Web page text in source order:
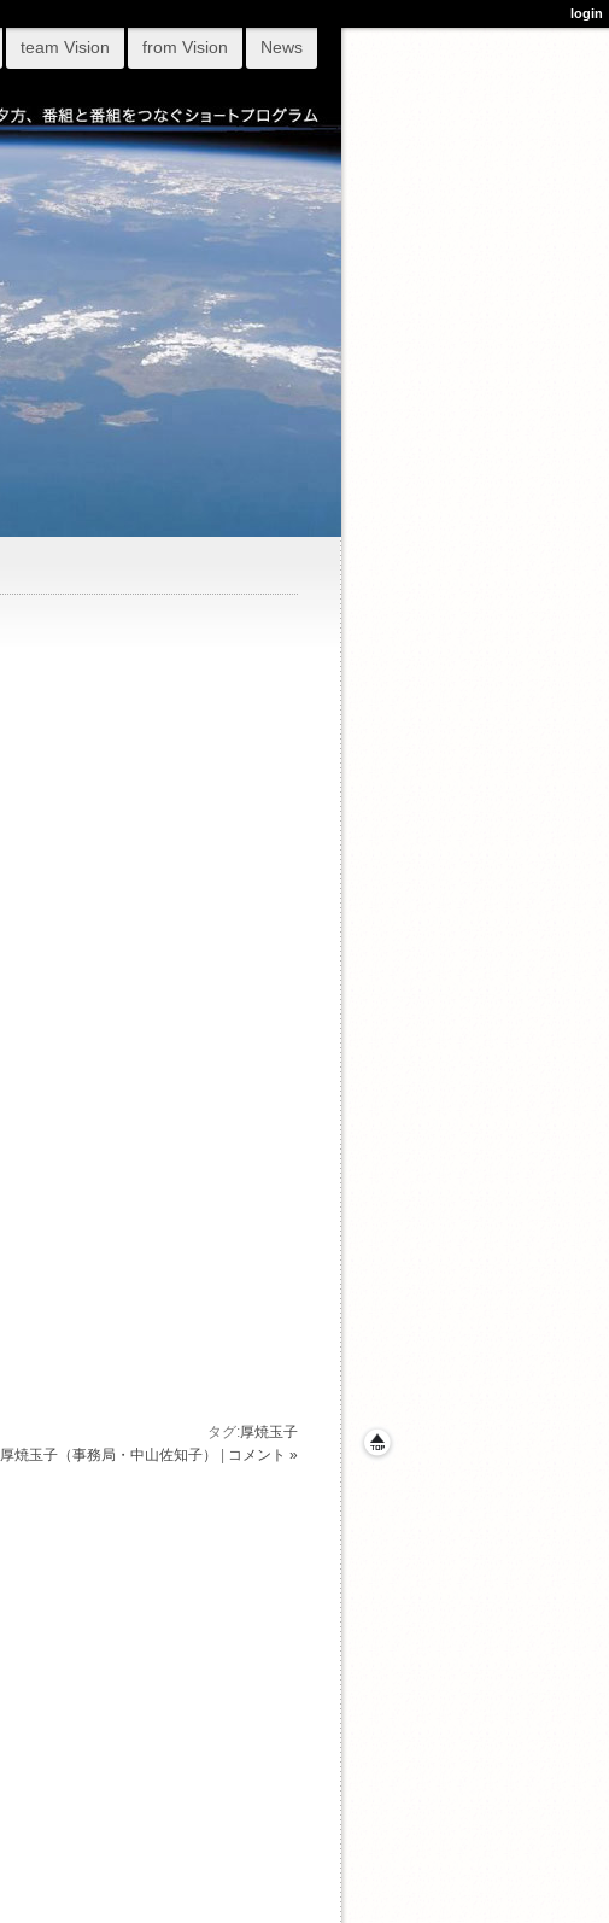
team Vision from Vision News
タグ:厚焼玉子
厚焼玉子（事務局・中山佐知子） コメント »
login